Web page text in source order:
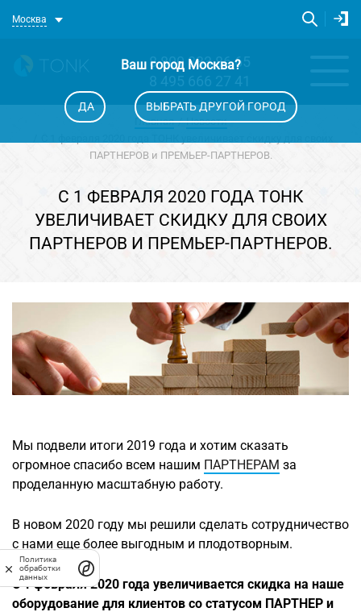
Москва
8 800 333 86 65
8 495 666 27 41
Ваш город Москва?
ДА ВЫБРАТЬ ДРУГОЙ ГОРОД
Главная
Новости
ПАРТНЕРОВ и ПРЕМЬЕР-ПАРТНЕРОВ.
C 1 ФЕВРАЛЯ 2020 ГОДА ТОНК
УВЕЛИЧИВАЕТ СКИДКУ ДЛЯ СВОИХ
ПАРТНЕРОВ И ПРЕМЬЕР-ПАРТНЕРОВ.
Мы подвели итоги 2019 года и хотим сказать
огромное спасибо всем нашим ПАРТНЕРАМ за
проделанную масштабную работу.
В новом 2020 году мы решили сделать сотрудничество
с нами еще более выгодным и плодотворным.
С 1 февраля 2020 года увеличивается скидка на наше
оборудование для клиентов со статусом ПАРТНЕР и
Политика
обработки
данных